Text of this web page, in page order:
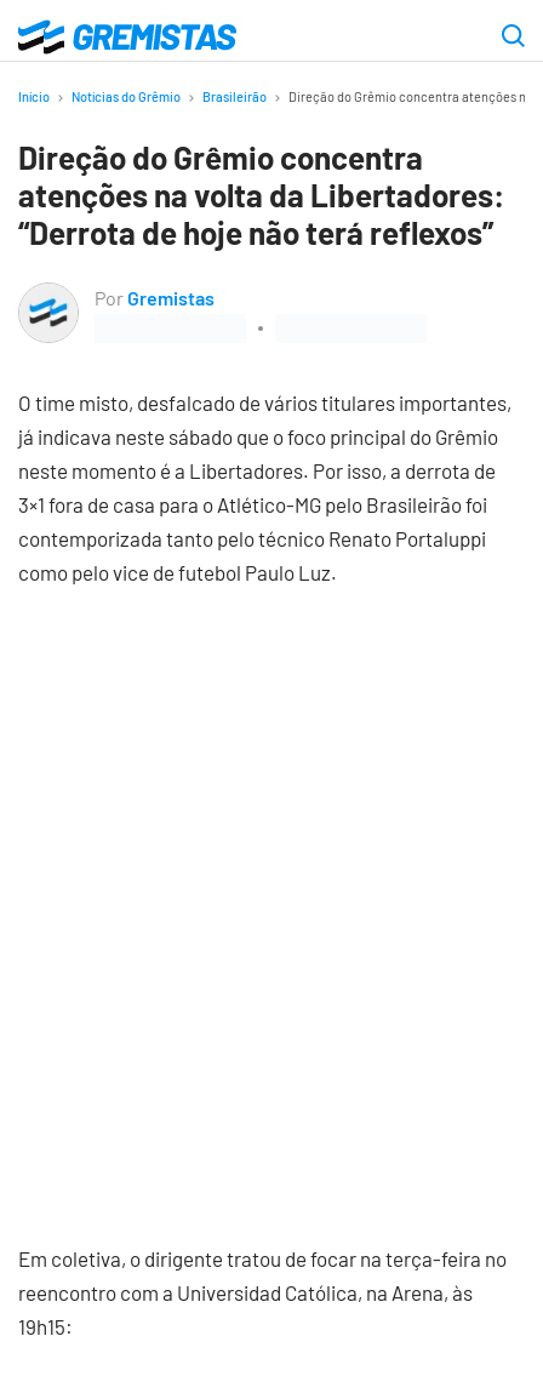
para
principal
Gremistas
Início Notícias do Grêmio Brasileirão Direção do Grêmio concentra atenções na
Direção do Grêmio concentra
atenções na volta da Libertadores:
“Derrota de hoje não terá reflexos”
PorGremistas
O time misto, desfalcado de vários titulares importantes,
já indicava neste sábado que o foco principal do Grêmio
neste momento é a Libertadores. Por isso, a derrota de
3×1 fora de casa para o Atlético-MG pelo Brasileirão foi
contemporizada tanto pelo técnico Renato Portaluppi
como pelo vice de futebol Paulo Luz.
Em coletiva, o dirigente tratou de focar na terça-feira no
reencontro com a Universidad Católica, na Arena, às
19h15: